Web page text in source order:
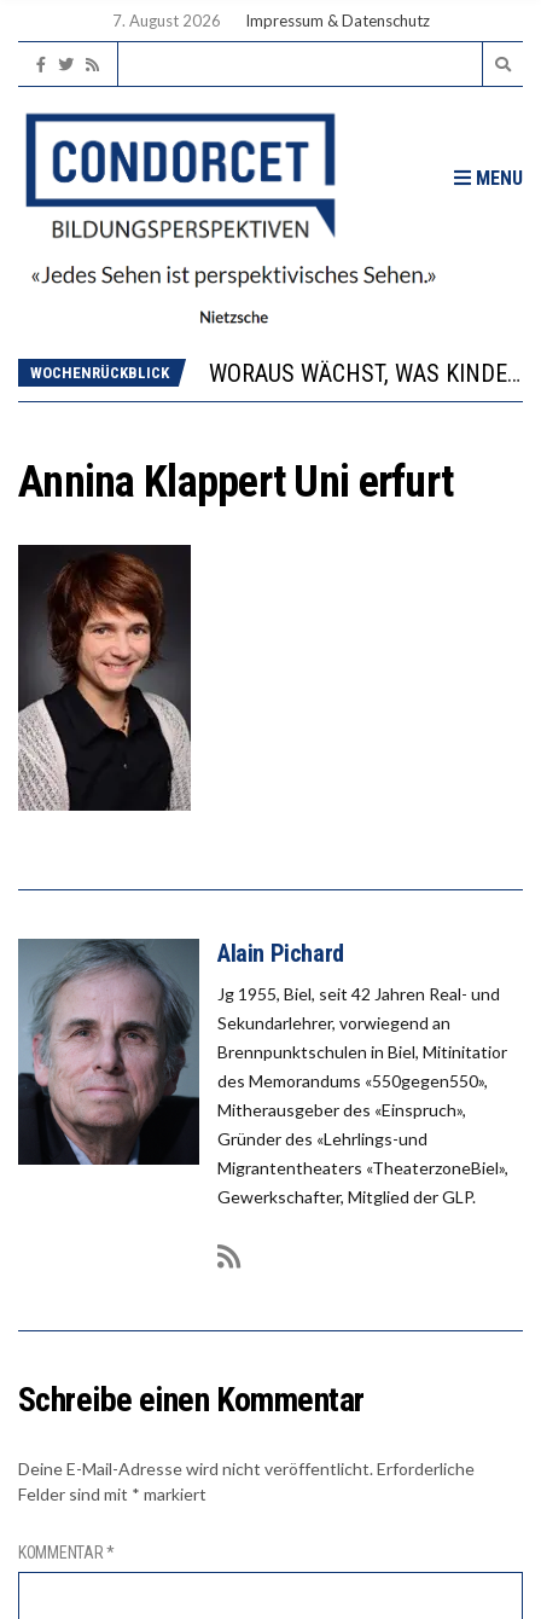
7. August 2026 Impressum & Datenschutz
MENU
WOCHENRÜCKBLICK
WORAUS WÄCHST, WAS KINDER TRÄGT
“WIR BEOBACHTEN EINEN REGELRECHTEN STURZFLUG BEI DEN LERNLEISTUNGEN”
Annina Klappert Uni erfurt
Alain Pichard
Jg 1955, Biel, seit 42 Jahren Real- und
Sekundarlehrer, vorwiegend an
Brennpunktschulen in Biel, Mitinitatior
des Memorandums «550gegen550»,
Mitherausgeber des «Einspruch»,
Gründer des «Lehrlings-und
Migrantentheaters «TheaterzoneBiel»,
Gewerkschafter, Mitglied der GLP.
Schreibe einen Kommentar
Deine E-Mail-Adresse wird nicht veröffentlicht.Erforderliche
Felder sind mit * markiert
KOMMENTAR*